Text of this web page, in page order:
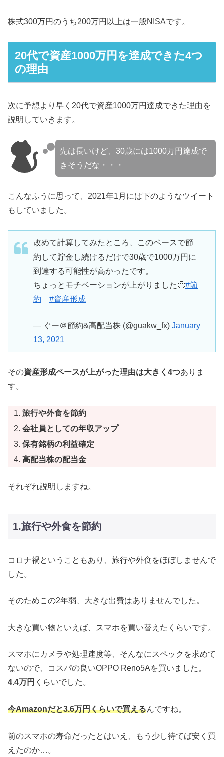
株式300万円のうち200万円以上は一般NISAです。
20代で資産1000万円を達成できた4つ
の理由
次に予想より早く20代で資産1000万円達成できた理由を
説明していきます。
先は長いけど、30歳には1000万円達成で
きそうだな・・・
こんなふうに思って、2021年1月には下のようなツイート
もしていました。
改めて計算してみたところ、このペースで節
約して貯金し続けるだけで30歳で1000万円に
到達する可能性が高かったです。
ちょっとモチベーションが上がりました😤#節
約
#資産形成
— ぐー＠節約&高配当株 (@guakw_fx) January
13, 2021
その資産形成ペースが上がった理由は大きく4つありま
す。
旅行や外食を節約
会社員としての年収アップ
保有銘柄の利益確定
高配当株の配当金
それぞれ説明しますね。
1.旅行や外食を節約
コロナ禍ということもあり、旅行や外食をほぼしませんで
した。
そのためこの2年弱、大きな出費はありませんでした。
大きな買い物といえば、スマホを買い替えたくらいです。
スマホにカメラや処理速度等、そんなにスペックを求めて
ないので、コスパの良いOPPO Reno5Aを買いました。
4.4万円 くらいでした。
今Amazonだと3.6万円くらいで買えるんですね。
前のスマホの寿命だったとはいえ、もう少し待てば安く買
えたのか…。